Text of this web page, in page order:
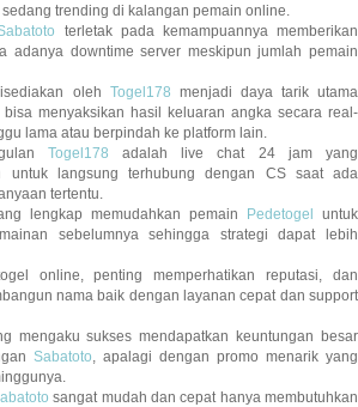
trending di kalangan pemain online.
terletak pada kemampuannya memberikan
adanya downtime server meskipun jumlah pemain
oleh Togel178 menjadi daya tarik utama
menyaksikan hasil keluaran angka secara real-
lama atau berpindah ke platform lain.
Togel178 adalah live chat 24 jam yang
untuk langsung terhubung dengan CS saat ada
tertentu.
lengkap memudahkan pemain Pedetogel untuk
sebelumnya sehingga strategi dapat lebih
online, penting memperhatikan reputasi, dan
nama baik dengan layanan cepat dan support
mengaku sukses mendapatkan keuntungan besar
Sabatoto , apalagi dengan promo menarik yang
sangat mudah dan cepat hanya membutuhkan